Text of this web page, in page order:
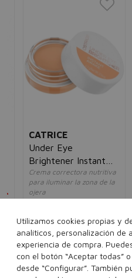
CATRICE
Under Eye
Brightener Instant
Awake 4.2g
Crema correctora nutritiva
para iluminar la zona de la
ojera
4,95€
Añadir a la cesta
Utilizamos cookies propias y
analíticos, personalización de
experiencia de compra.
con el botón “Aceptar todas”
desde “Configurar”. También